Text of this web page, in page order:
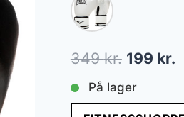
349kr. Den
pris
199 kr.
På lager